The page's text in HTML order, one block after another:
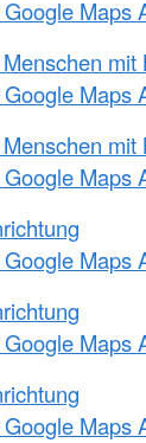
Maps
mit
Maps
mit
Maps
Maps
Maps
Maps